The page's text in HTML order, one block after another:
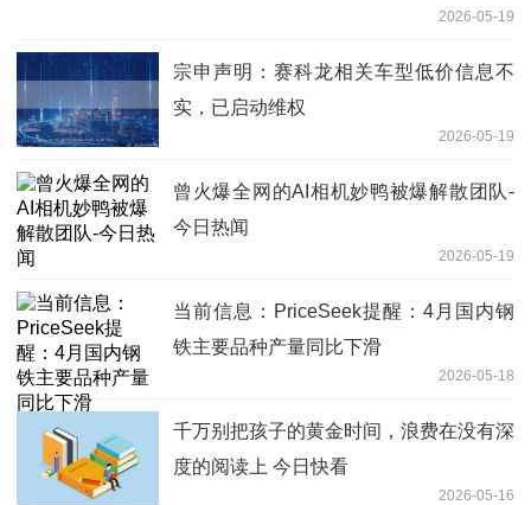
2026-05-19
宗申声明：赛科龙相关车型低价信息不
实，已启动维权
2026-05-19
曾火爆全网的AI相机妙鸭被爆解散团队-
今日热闻
2026-05-19
当前信息：PriceSeek提醒：4月国内钢
铁主要品种产量同比下滑
2026-05-18
千万别把孩子的黄金时间，浪费在没有深
度的阅读上 今日快看
2026-05-16